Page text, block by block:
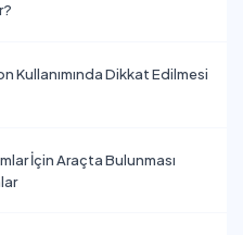
Kullanımında Dikkat Edilmesi
İçin Araçta Bulunması